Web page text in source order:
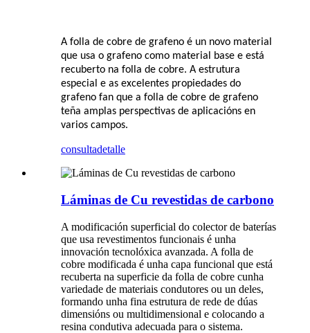
A folla de cobre de grafeno é un novo material
que usa o grafeno como material base e está
recuberto na folla de cobre. A estrutura
especial e as excelentes propiedades do
grafeno fan que a folla de cobre de grafeno
teña amplas perspectivas de aplicacións en
varios campos.
consultadetalle
Láminas de Cu revestidas de carbono
A modificación superficial do colector de baterías
que usa revestimentos funcionais é unha
innovación tecnolóxica avanzada. A folla de
cobre modificada é unha capa funcional que está
recuberta na superficie da folla de cobre cunha
variedade de materiais condutores ou un deles,
formando unha fina estrutura de rede de dúas
dimensións ou multidimensional e colocando a
resina condutiva adecuada para o sistema.